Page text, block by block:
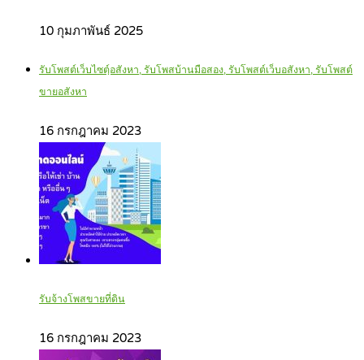
10 กุมภาพันธ์ 2025
รับโพสต์เว็บไซตฺ์อสังหา, รับโพสบ้านมือสอง, รับโพสต์เว็บอสังหา, รับโพสต์
ขายอสังหา
16 กรกฎาคม 2023
รับจ้างโพสขายที่ดิน
16 กรกฎาคม 2023